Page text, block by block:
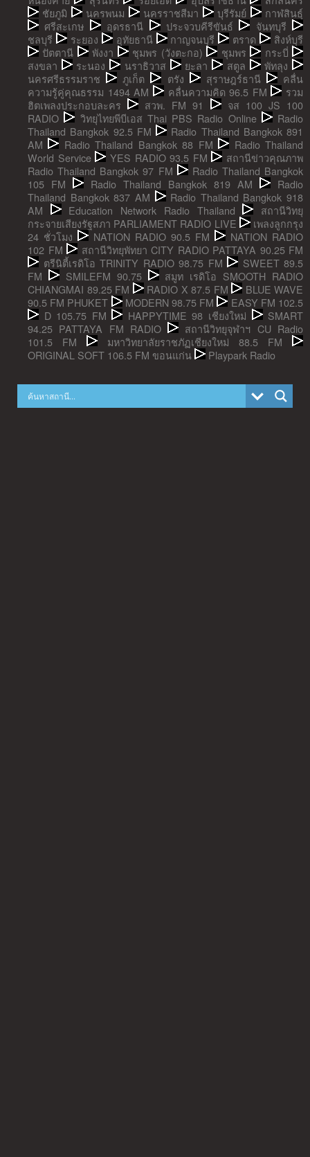
ชัยภูมิ
นครพนม นครราชสีมา บุรีรัมย์
กาฬสินธุ์
ศรีสะเกษ
อุดรธานี ประจวบคีรีขันธ์
จันทบุรี
ชลบุรี
ระยอง อุทัยธานี กาญจนบุรี ตราด
สิงห์บุรี
ปัตตานี
พังงา ชุมพร (วังตะกอ) ชุมพร
กระบี่
สงขลา
ระนอง นราธิวาส ยะลา สตูล
พัทลุง
นครศรีธรรมราช
ภูเก็ต ตรัง สุราษฎร์ธานี
คลื่น
ความรู้คู่คุณธรรม 1494 AM
คลื่นความคิด 96.5 FM
รวม
ฮิตเพลงประกอบละคร
สวพ. FM 91
จส 100 JS 100
RADIO
วิทยุไทยพีบีเอส Thai PBS Radio Online
Radio
Thailand Bangkok 92.5 FM
Radio Thailand Bangkok 891
AM
Radio Thailand Bangkok 88 FM
Radio Thailand
World Service
YES RADIO 93.5 FM
สถานีข่าวคุณภาพ
Radio Thailand Bangkok 97 FM
Radio Thailand Bangkok
105 FM
Radio Thailand Bangkok 819 AM
Radio
Thailand Bangkok 837 AM
Radio Thailand Bangkok 918
AM
Education Network Radio Thailand
สถานีวิทยุ
กระจายเสียงรัฐสภา PARLIAMENT RADIO LIVE
เพลงลูกกรุง
24 ชั่วโมง
NATION RADIO 90.5 FM
NATION RADIO
102 FM
สถานีวิทยุพัทยา CITY RADIO PATTAYA 90.25 FM
ตรีนิตี้เรดิโอ TRINITY RADIO 98.75 FM
SWEET 89.5
FM
SMILEFM 90.75
สมูท เรดิโอ SMOOTH RADIO
CHIANGMAI 89.25 FM
RADIO X 87.5 FM
BLUE WAVE
90.5 FM PHUKET
MODERN 98.75 FM
EASY FM 102.5
D 105.75 FM
HAPPYTIME 98 เชียงใหม่
SMART
94.25 PATTAYA FM RADIO
สถานีวิทยุจุฬาฯ CU Radio
101.5 FM
มหาวิทยาลัยราชภัฏเชียงใหม่ 88.5 FM
ORIGINAL SOFT 106.5 FM ขอนแก่น
Playpark Radio